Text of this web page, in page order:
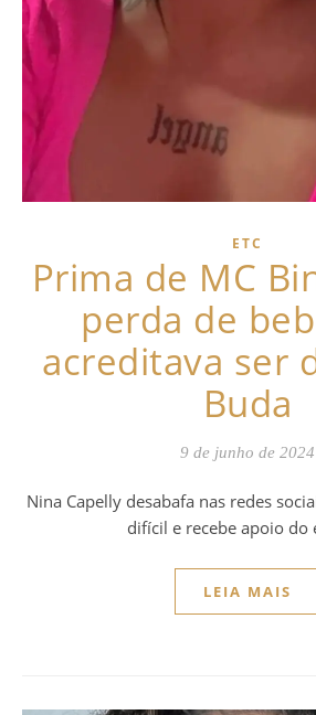
ETC
Prima de MC
perda de
acreditava ser
Buda
9 de junho de 2024
Nina Capelly desabafa nas redes sociais sobre o momento
difícil e recebe apoio do
LEIA MAIS